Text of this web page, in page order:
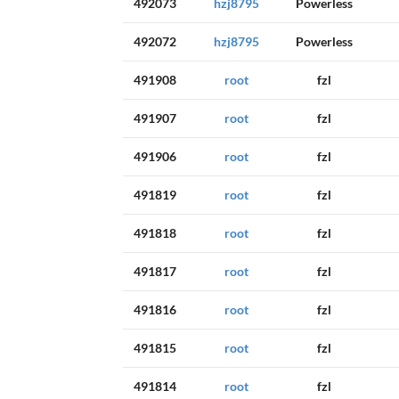
492073 hzj8795 Powerless
492072 hzj8795 Powerless
491908 root fzl
491907 root fzl
491906 root fzl
491819 root fzl
491818 root fzl
491817 root fzl
491816 root fzl
491815 root fzl
491814 root fzl